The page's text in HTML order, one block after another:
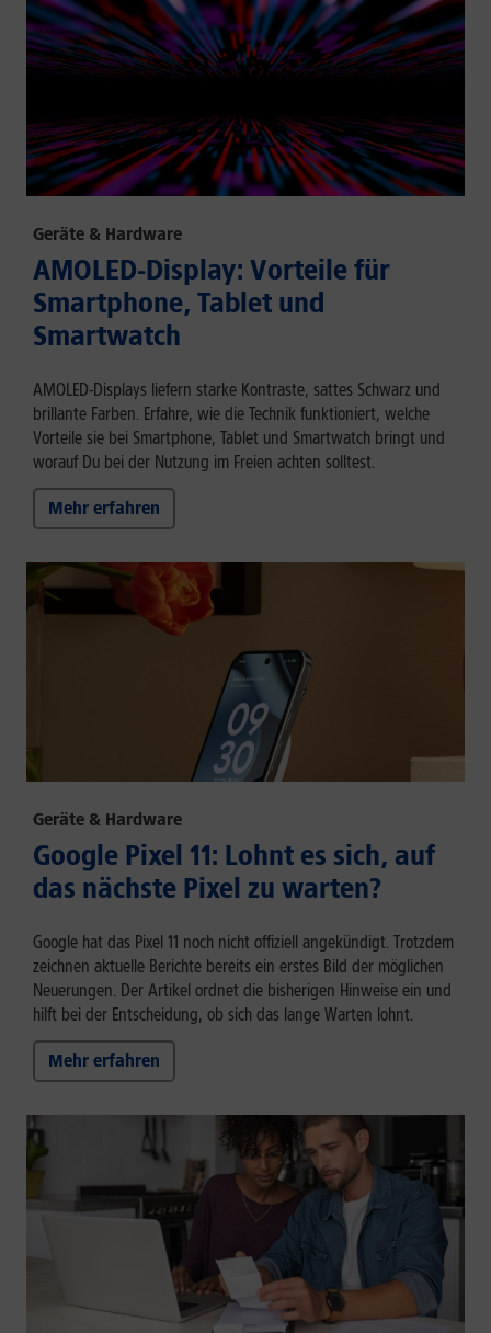
Geräte & Hardware
AMOLED-Display: Vorteile für
Smartphone, Tablet und
Smartwatch
AMOLED-Displays liefern starke Kontraste, sattes Schwarz und
brillante Farben. Erfahre, wie die Technik funktioniert, welche
Vorteile sie bei Smartphone, Tablet und Smartwatch bringt und
worauf Du bei der Nutzung im Freien achten solltest.
Mehr erfahren
Geräte & Hardware
Google Pixel 11: Lohnt es sich, auf
das nächste Pixel zu warten?
Google hat das Pixel 11 noch nicht offiziell angekündigt. Trotzdem
zeichnen aktuelle Berichte bereits ein erstes Bild der möglichen
Neuerungen. Der Artikel ordnet die bisherigen Hinweise ein und
hilft bei der Entscheidung, ob sich das lange Warten lohnt.
Mehr erfahren